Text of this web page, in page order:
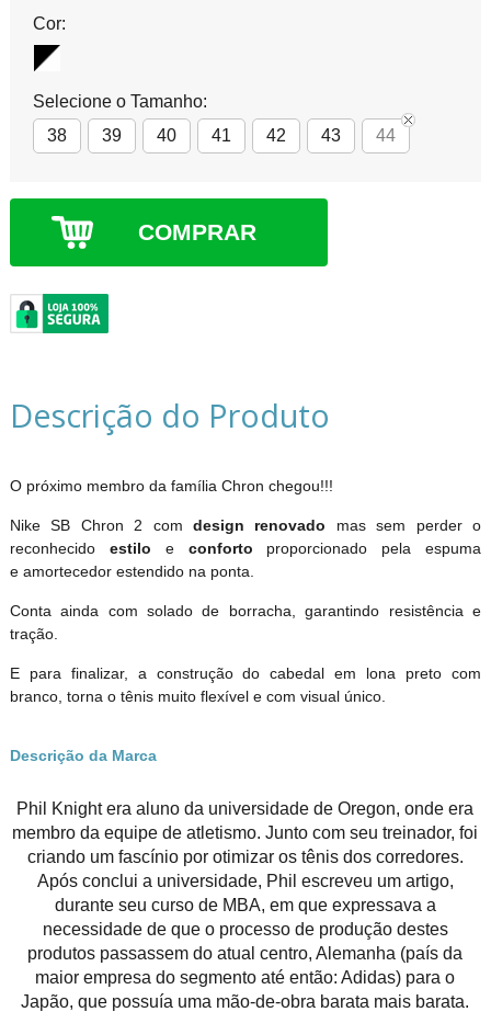
Cor:
Selecione o Tamanho:
38
39 40 41 42 43 44
COMPRAR
Descrição do Produto
O próximo membro da família Chron chegou!!!
Nike SB Chron 2 com design renovado mas sem perder o
reconhecido estilo e conforto proporcionado pela espuma
e amortecedor estendido na ponta.
Conta ainda com solado de borracha, garantindo resistência e
tração.
E para finalizar, a construção do cabedal em lona preto com
branco, torna o tênis muito flexível e com visual único.
Descrição da Marca
Phil Knight era aluno da universidade de Oregon, onde era
membro da equipe de atletismo. Junto com seu treinador, foi
criando um fascínio por otimizar os tênis dos corredores.
Após conclui a universidade, Phil escreveu um artigo,
durante seu curso de MBA, em que expressava a
necessidade de que o processo de produção destes
produtos passassem do atual centro, Alemanha (país da
maior empresa do segmento até então: Adidas) para o
Japão, que possuía uma mão-de-obra barata mais barata.